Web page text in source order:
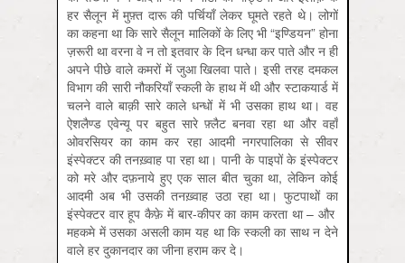
हर सैलून में मुफ़्त दारू की पर्चियाँ लेकर घूमते रहते थे। लोगों
का कहना था कि सारे सैलून मालिकों के लिए भी “इण्डियन” होना
ज़रूरी था वरना वे न तो इतवार के दिन धन्धा कर पाते और न ही
अपने पीछे वाले कमरों में जुआ खिलवा पाते। इसी तरह दमकल
विभाग की सारी नौकरियाँ स्कली के हाथ में थी और स्टाकयार्ड में
चलने वाले बाक़ी सारे काले धन्धों में भी उसका हाथ था। वह
ऐशलैण्ड एवेन्यू पर बहुत सारे फ़्लैट बनवा रहा था और वहाँ
ओवरसियर का काम कर रहा आदमी नगरपालिका से सीवर
इंस्पेक्टर की तनख़्वाह पा रहा था। पानी के पाइपों के इंस्पेक्टर
को मरे और दफ़नाये हुए एक साल बीत चुका था, लेकिन कोई
आदमी अब भी उसकी तनख़्वाह उठा रहा था। फुटपाथों का
इंस्पेक्टर वार हूप कैफ़े में बार-कीपर का काम करता था – और
महकमे में उसका असली काम यह था कि स्कली का साथ न देने
वाले हर दुकानदार का जीना हराम कर दे।